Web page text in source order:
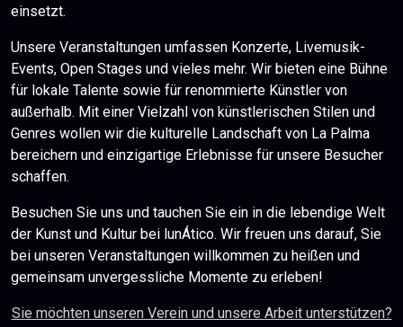
einsetzt.
Unsere Veranstaltungen umfassen Konzerte, Livemusik-
Events, Open Stages und vieles mehr. Wir bieten eine Bühne
für lokale Talente sowie für renommierte Künstler von
außerhalb. Mit einer Vielzahl von künstlerischen Stilen und
Genres wollen wir die kulturelle Landschaft von La Palma
bereichern und einzigartige Erlebnisse für unsere Besucher
schaffen.
Besuchen Sie uns und tauchen Sie ein in die lebendige Welt
der Kunst und Kultur bei lunÁtico. Wir freuen uns darauf, Sie
bei unseren Veranstaltungen willkommen zu heißen und
gemeinsam unvergessliche Momente zu erleben!
Sie möchten unseren Verein und unsere Arbeit unterstützen?